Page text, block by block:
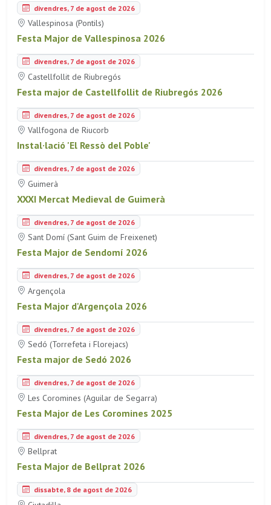
divendres, 7 de agost de 2026
Vallespinosa (Pontils)
Festa Major de Vallespinosa 2026
divendres, 7 de agost de 2026
Castellfollit de Riubregós
Festa major de Castellfollit de Riubregós 2026
divendres, 7 de agost de 2026
Vallfogona de Riucorb
Instal·lació 'El Ressò del Poble'
divendres, 7 de agost de 2026
Guimerà
XXXI Mercat Medieval de Guimerà
divendres, 7 de agost de 2026
Sant Domí (Sant Guim de Freixenet)
Festa Major de Sendomí 2026
divendres, 7 de agost de 2026
Argençola
Festa Major d'Argençola 2026
divendres, 7 de agost de 2026
Sedó (Torrefeta i Florejacs)
Festa major de Sedó 2026
divendres, 7 de agost de 2026
Les Coromines (Aguilar de Segarra)
Festa Major de Les Coromines 2025
divendres, 7 de agost de 2026
Bellprat
Festa Major de Bellprat 2026
dissabte, 8 de agost de 2026